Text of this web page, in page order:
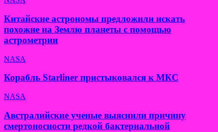
Китайские астрономы предложили искать
похожие на Землю планеты с помощью
астрометрии
NASA
Корабль Starliner пристыковался к МКС
NASA
Австралийские ученые выяснили причину
смертоносности редкой бактериальной